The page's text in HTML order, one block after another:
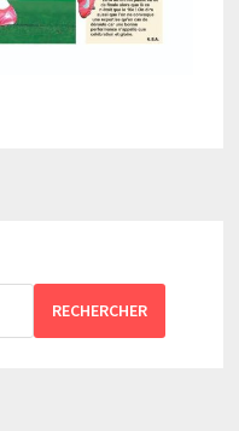
RECHERCHER